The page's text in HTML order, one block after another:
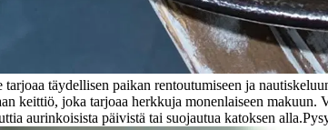
tarjoaa täydellisen paikan rentoutumiseen ja
keittiö, joka tarjoaa herkkuja monenlaiseen
aurinkoisista päivistä tai suojautua katoksen alla.